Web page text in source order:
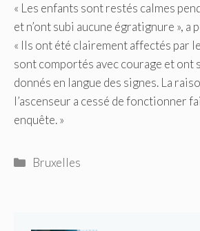
« Les enfants sont restés calmes
et n’ont subi aucune égratignure »,
« Ils ont été clairement affectés par
sont comportés avec courage et ont
donnés en langue des signes. La
l’ascenseur a cessé de fonctionner
enquête. »
Catégories
Bruxelles